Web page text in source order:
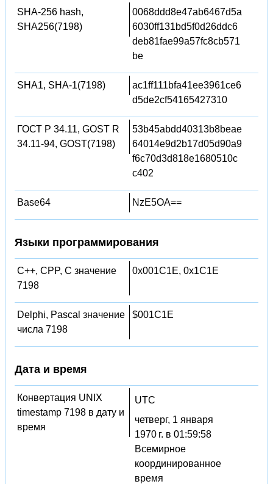
SHA-256 hash,
SHA256(7198)
0068ddd8e47ab6467d5a
6030ff131bd5f0d26ddc6
deb81fae99a57fc8cb571
be
SHA1, SHA-1(7198)
ac1ff111bfa41ee3961ce6
d5de2cf54165427310
ГОСТ Р 34.11, GOST R
34.11-94, GOST(7198)
53b45abdd40313b8beae
64014e9d2b17d05d90a9
f6c70d3d818e1680510c
c402
Base64 NzE5OA==
Языки программирования
C++, CPP, C значение
7198
0x001C1E, 0x1C1E
Delphi, Pascal значение
числа 7198
$001C1E
Дата и время
Конвертация UNIX
timestamp 7198 в дату и
время
UTC
четверг, 1 января
1970 г. в 01:59:58
Всемирное
координированное
время